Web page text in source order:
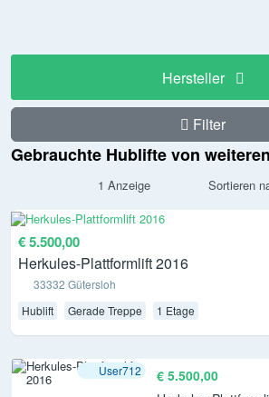
Hersteller
Filter
Gebrauchte Hublifte von
1 Anzeige Sortieren
€ 5.500,00
Herkules-Plattformlift 2016
33332 Gütersloh
Hublift
Gerade Treppe 1 Etage
User712
€ 5.500,00